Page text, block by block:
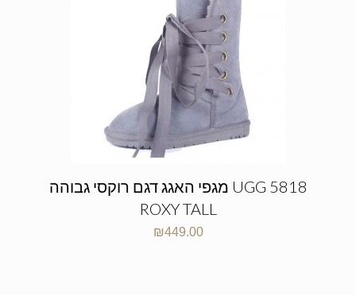
מגפי האגג דגם רוקסי גבוהה UGG 5818
ROXY TALL
₪449.00